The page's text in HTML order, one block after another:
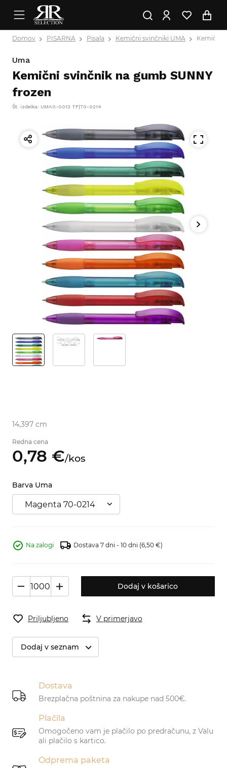
Domov PISARNA Pisala Kemični svinčniki UMA Kemični
Uma
Kemični svinčnik na gumb SUNNY
frozen
Št. izdelka: UMA0-0013 TF|70-0214
14,397 cm
Redna cena
0,78 €/kos
Barva Uma
Magenta 70-0214
Na zalogi Dostava 7 dni - 10 dni (6,50 €)
Dodaj v košarico
Priljubljeno V primerjavo
Dodaj v seznam
Dostava
Brezplačna poštnina za nakupe nad 500€.
Plačila
Omogočeno vam je plačilo po predračunu, z Valu
ali plačilo s kartico.
Odprema paketa